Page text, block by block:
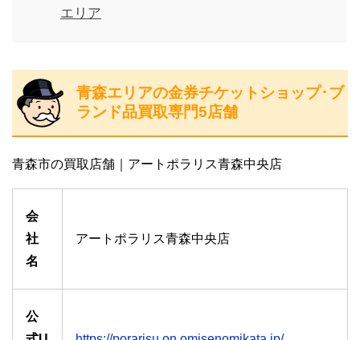
エリア
青森エリアの金券チケットショップ･ブ
ランド品買取専門5店舗
青森市の買取店舗｜アートポラリス青森中央店
会
社
名
アートポラリス青森中央店
公